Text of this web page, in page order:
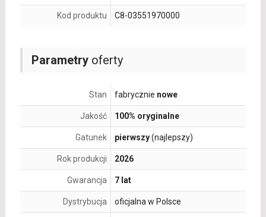
Parametryoferty
Stan fabrycznie nowe
Jakość 100% oryginalne
Gatunek pierwszy(najlepszy)
Rok produkcji 2026
Gwarancja 7 lat
Dystrybucja oficjalna w Polsce
Kod produktu C8-03551970000